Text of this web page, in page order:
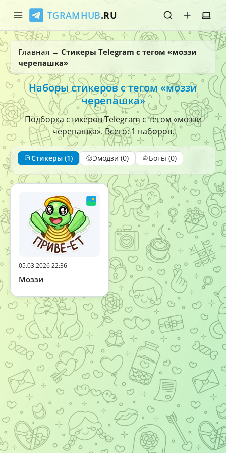
TGRAMHUB.RU
Главная
Стикеры
Эмодзи
Боты
О нас
Главная → Стикеры Telegram с тегом «моззи
черепашка»
Наборы стикеров с тегом «моззи
черепашка»
Подборка стикеров Telegram с тегом «моззи
черепашка». Всего: 1 наборов.
Стикеры (1) Эмодзи (0) Боты (0)
05.03.2026 22:36
Моззи